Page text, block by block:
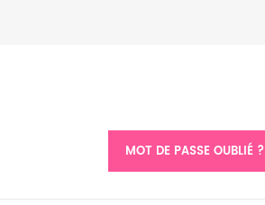
MOT DE PASSE OUBLIÉ ?